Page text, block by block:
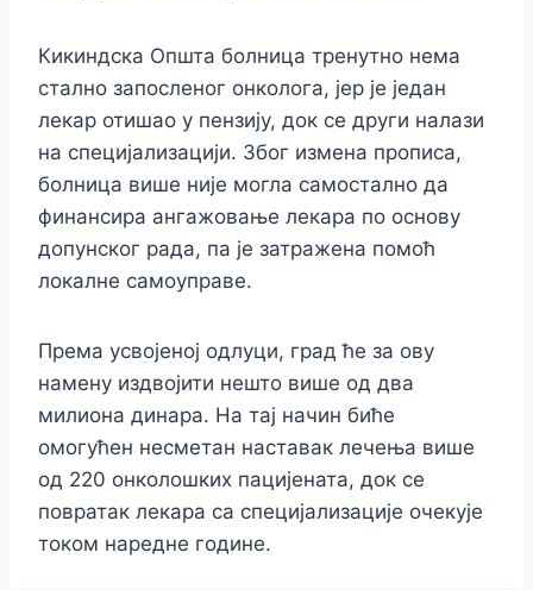
Кикиндска Општа болница тренутно нема
стално запосленог онколога, јер је један
лекар отишао у пензију, док се други налази
на специјализацији. Због измена прописа,
болница више није могла самостално да
финансира ангажовање лекара по основу
допунског рада, па је затражена помоћ
локалне самоуправе.
Према усвојеној одлуци, град ће за ову
намену издвојити нешто више од два
милиона динара. На тај начин биће
омогућен несметан наставак лечења више
од 220 онколошких пацијената, док се
повратак лекара са специјализације очекује
током наредне године.